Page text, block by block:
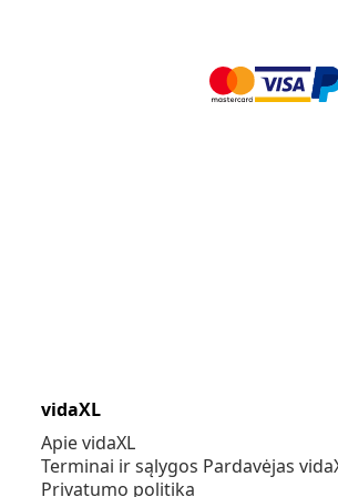
vidaXL
Apie vidaXL
Terminai ir sąlygos Pardavėjas
Privatumo politika